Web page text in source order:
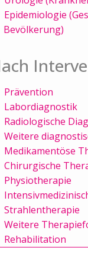
Epidemiologie
Bevölkerung)
Prävention
Labordiagnostik
Radiologische
Weitere
Medikamentöse
Chirurgische
Physiotherapie
Strahlentherapie
Weitere
Rehabilitation